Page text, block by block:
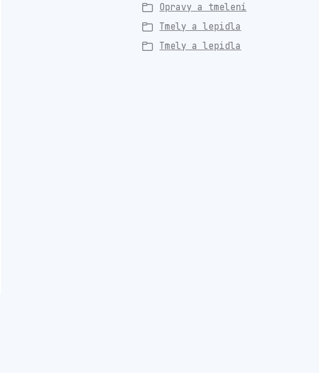
Opravy a tmelení
Tmely a lepidla
Tmely a lepidla